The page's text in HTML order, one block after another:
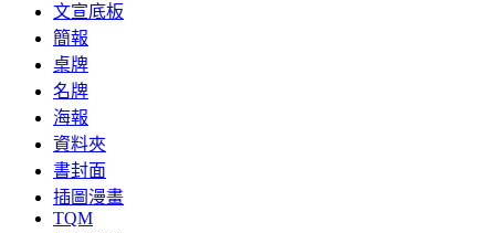
文宣底板
簡報
桌牌
名牌
海報
資料夾
書封面
插圖漫畫
TQM